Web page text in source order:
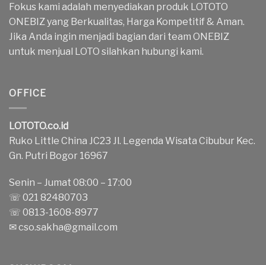
Fokus kami adalah menyediakan produk LOTOTO
ONEBIZ yang Berkualitas, Harga Kompetitif & Aman.
Jika Anda ingin menjadi bagian dari team ONEBIZ
untuk menjual LOTO silahkan hubungi kami.
OFFICE
LOTOTO.co.id
Ruko Little China JC23 Jl. Legenda Wisata Cibubur Kec.
Gn. Putri Bogor 16967
Senin – Jumat 08:00 – 17:00
☏ 021 82480703
☏ 0813-1608-8977
✉cso.sakha@gmail.com